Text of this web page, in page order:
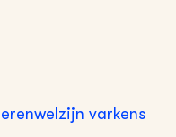
varkens